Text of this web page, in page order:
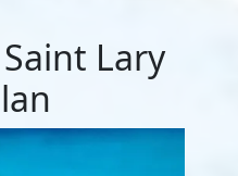
Lary